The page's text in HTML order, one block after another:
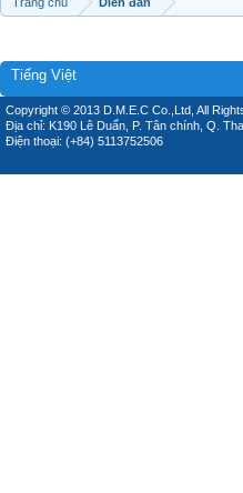
Tiếng Việt
Copyright © 2013 D.M.E.C Co.,Ltd, All
Địa chỉ: K190 Lê Duẩn, P. Tân chính, Q.
Điện thoại: (+84) 5113752506